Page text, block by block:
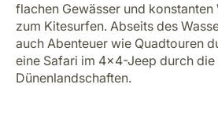
flachen Gewässer und
zum Kitesurfen. Abseits des
auch Abenteuer wie Quadtouren
eine Safari im 4x4-Jeep durch
Dünenlandschaften.